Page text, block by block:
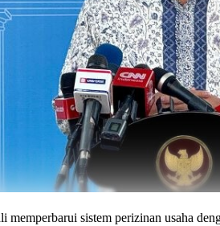
memperbarui sistem perizinan usaha